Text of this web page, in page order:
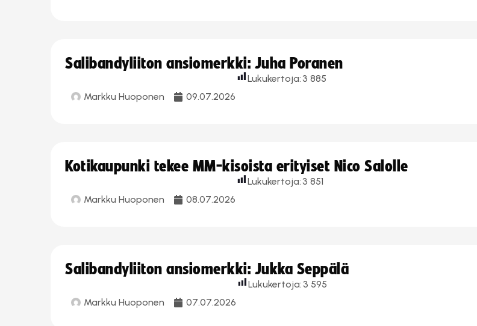
Salibandyliiton ansiomerkki: Juha Poranen
Markku Huoponen 09.07.2026
Lukukertoja: 3 885
Kotikaupunki tekee MM-kisoista erityiset Nico Salolle
Markku Huoponen 08.07.2026
Lukukertoja: 3 851
Salibandyliiton ansiomerkki: Jukka Seppälä
Markku Huoponen 07.07.2026
Lukukertoja: 3 595